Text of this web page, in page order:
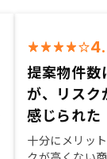
提案物件数
が、リスク
感じられた
十分にメリッ